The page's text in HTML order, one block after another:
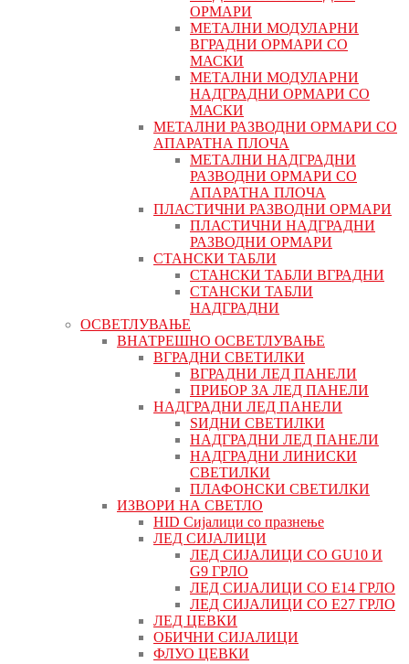
ОРМАРИ
МЕТАЛНИ МОДУЛАРНИ
ВГРАДНИ ОРМАРИ СО
МАСКИ
МЕТАЛНИ МОДУЛАРНИ
НАДГРАДНИ ОРМАРИ СО
МАСКИ
МЕТАЛНИ РАЗВОДНИ ОРМАРИ СО
АПАРАТНА ПЛОЧА
МЕТАЛНИ НАДГРАДНИ
РАЗВОДНИ ОРМАРИ СО
АПАРАТНА ПЛОЧА
ПЛАСТИЧНИ РАЗВОДНИ ОРМАРИ
ПЛАСТИЧНИ НАДГРАДНИ
РАЗВОДНИ ОРМАРИ
СТАНСКИ ТАБЛИ
СТАНСКИ ТАБЛИ ВГРАДНИ
СТАНСКИ ТАБЛИ
НАДГРАДНИ
ОСВЕТЛУВАЊЕ
ВНАТРЕШНО ОСВЕТЛУВАЊЕ
ВГРАДНИ СВЕТИЛКИ
ВГРАДНИ ЛЕД ПАНЕЛИ
ПРИБОР ЗА ЛЕД ПАНЕЛИ
НАДГРАДНИ ЛЕД ПАНЕЛИ
ЅИДНИ СВЕТИЛКИ
НАДГРАДНИ ЛЕД ПАНЕЛИ
НАДГРАДНИ ЛИНИСКИ
СВЕТИЛКИ
ПЛАФОНСКИ СВЕТИЛКИ
ИЗВОРИ НА СВЕТЛО
HID Сијалици со празнење
ЛЕД СИЈАЛИЦИ
ЛЕД СИЈАЛИЦИ СО GU10 И
G9 ГРЛО
ЛЕД СИЈАЛИЦИ СО Е14 ГРЛО
ЛЕД СИЈАЛИЦИ СО Е27 ГРЛО
ЛЕД ЦЕВКИ
ОБИЧНИ СИЈАЛИЦИ
ФЛУО ЦЕВКИ